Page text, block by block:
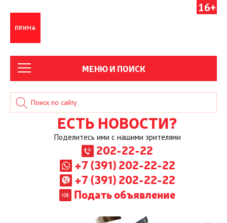
16+
МЕНЮ И ПОИСК
ЕСТЬ НОВОСТИ?
Поделитесь ими с нашими зрителями
202-22-22
+7 (391) 202-22-22
+7 (391) 202-22-22
Подать объявление